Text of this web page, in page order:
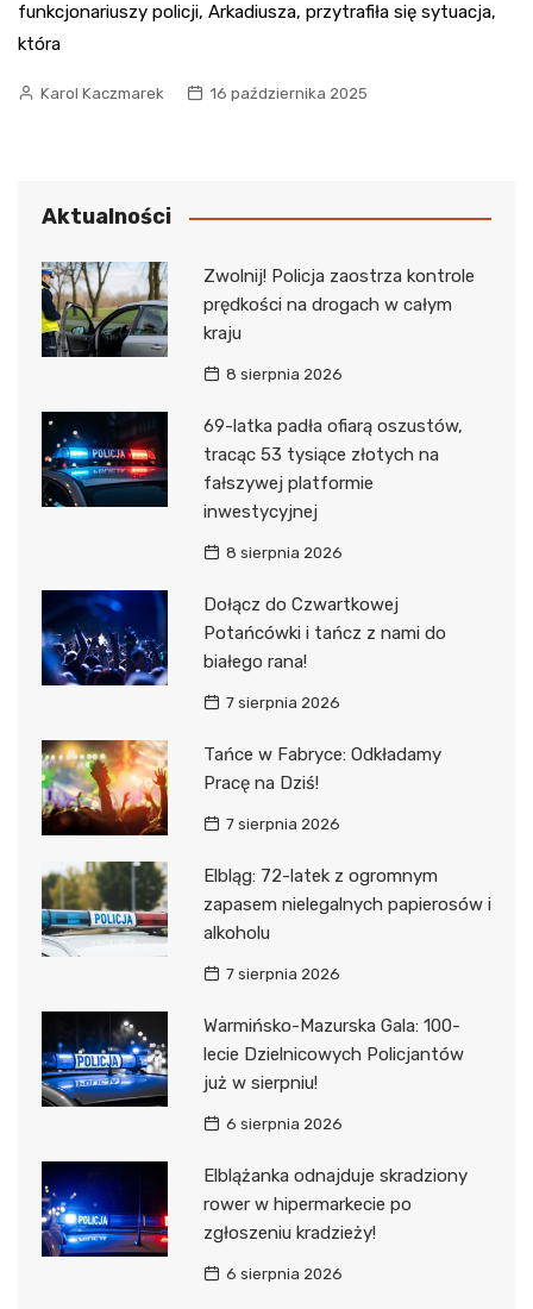
funkcjonariuszy policji, Arkadiusza, przytrafiła się sytuacja,
która
Karol Kaczmarek 16 października 2025
Aktualności
Zwolnij! Policja zaostrza kontrole
prędkości na drogach w całym
kraju
8 sierpnia 2026
69-latka padła ofiarą oszustów,
tracąc 53 tysiące złotych na
fałszywej platformie
inwestycyjnej
8 sierpnia 2026
Dołącz do Czwartkowej
Potańcówki i tańcz z nami do
białego rana!
7 sierpnia 2026
Tańce w Fabryce: Odkładamy
Pracę na Dziś!
7 sierpnia 2026
Elbląg: 72-latek z ogromnym
zapasem nielegalnych papierosów i
alkoholu
7 sierpnia 2026
Warmińsko-Mazurska Gala: 100-
lecie Dzielnicowych Policjantów
już w sierpniu!
6 sierpnia 2026
Elblążanka odnajduje skradziony
rower w hipermarkecie po
zgłoszeniu kradzieży!
6 sierpnia 2026